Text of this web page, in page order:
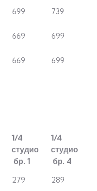
699
739
669
699
669
699
1/4
студио
бр. 1
1/4
студио
бр. 4
279
289